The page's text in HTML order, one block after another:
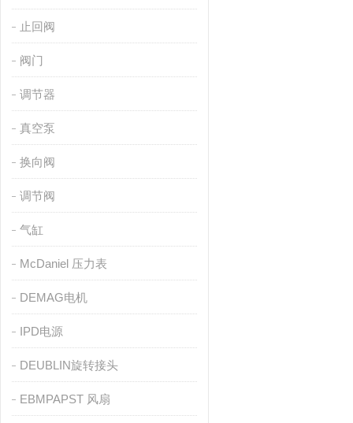
止回阀
阀门
调节器
真空泵
换向阀
调节阀
气缸
McDaniel 压力表
DEMAG电机
IPD电源
DEUBLIN旋转接头
EBMPAPST 风扇